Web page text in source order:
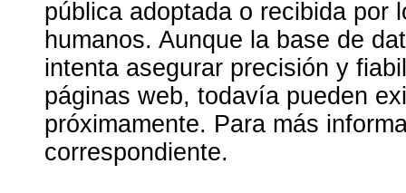
pública adoptada o recibida por
humanos. Aunque la base de
intenta asegurar precisión y
páginas web, todavía pueden
próximamente. Para más
correspondiente.